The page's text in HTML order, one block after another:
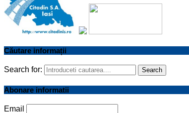
Căutare informații
Search for: Search
Abonare informatii
Email